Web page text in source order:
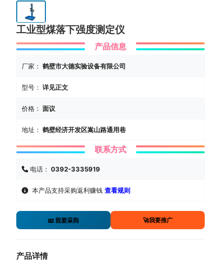
工业型煤落下强度测定仪
产品信息
厂家： 鹤壁市大德实验设备有限公司
型号： 详见正文
价格： 面议
地址： 鹤壁经济开发区嵩山路通用巷
联系方式
电话： 0392-3335919
本产品支持采购返利赚钱 查看规则
📧 我要采购 🚀我要推广
产品详情